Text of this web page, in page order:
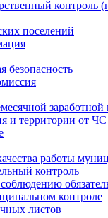
контроль
поселений
безопасность
заработной
и территории от ЧС
работы
контроль
контроле
листов